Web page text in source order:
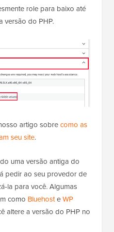
role para baixo até
versão do PHP.
artigo sobrecomo as
seu site.
uma versão antiga do
pedir ao seu provedor de
la para você. Algumas
como BluehosteWP
altere a versão do PHP no